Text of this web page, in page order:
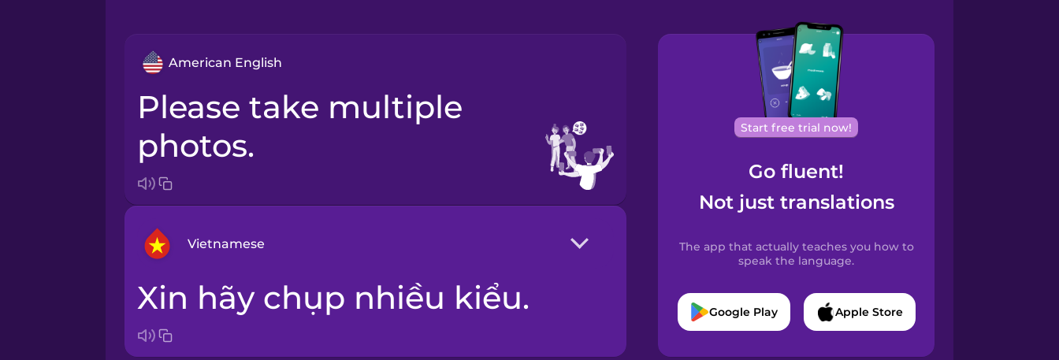
American English
Please take multiple
photos.
Vietnamese
Arabic
Xin hãy chụp nhiều kiểu.
Start free trial now!
Go fluent!
Not just translations
The app that actually teaches you how to
speak the language.
Google Play Apple Store